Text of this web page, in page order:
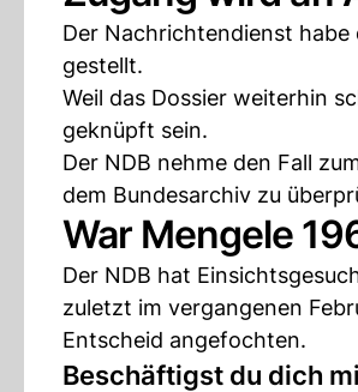
Der Nachrichtendienst habe
gestellt.
Weil das Dossier weiterhin
geknüpft sein.
Der NDB nehme den Fall
dem Bundesarchiv zu
War Mengele
Der NDB hat
zuletzt im vergangenen
Entscheid angefochten.
Beschäftigst du dich